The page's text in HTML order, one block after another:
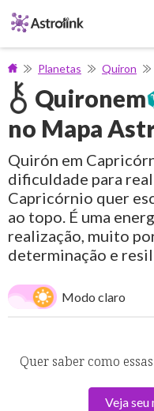
Planetas Quiron
Quironem
no Mapa
Quirón em
dificuldade para
Capricórnio quer
ao topo. É uma
realização, muito
determinação e
Modo claro
Quer saber como
Veja